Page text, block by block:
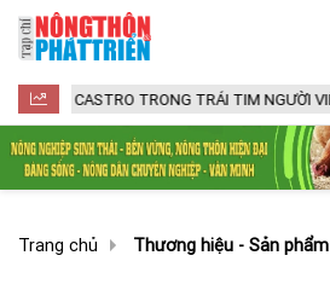
TRONG TRÁI TIM NGƯỜI VIỆT
Trang chủ Thương hiệu - Sản phẩm